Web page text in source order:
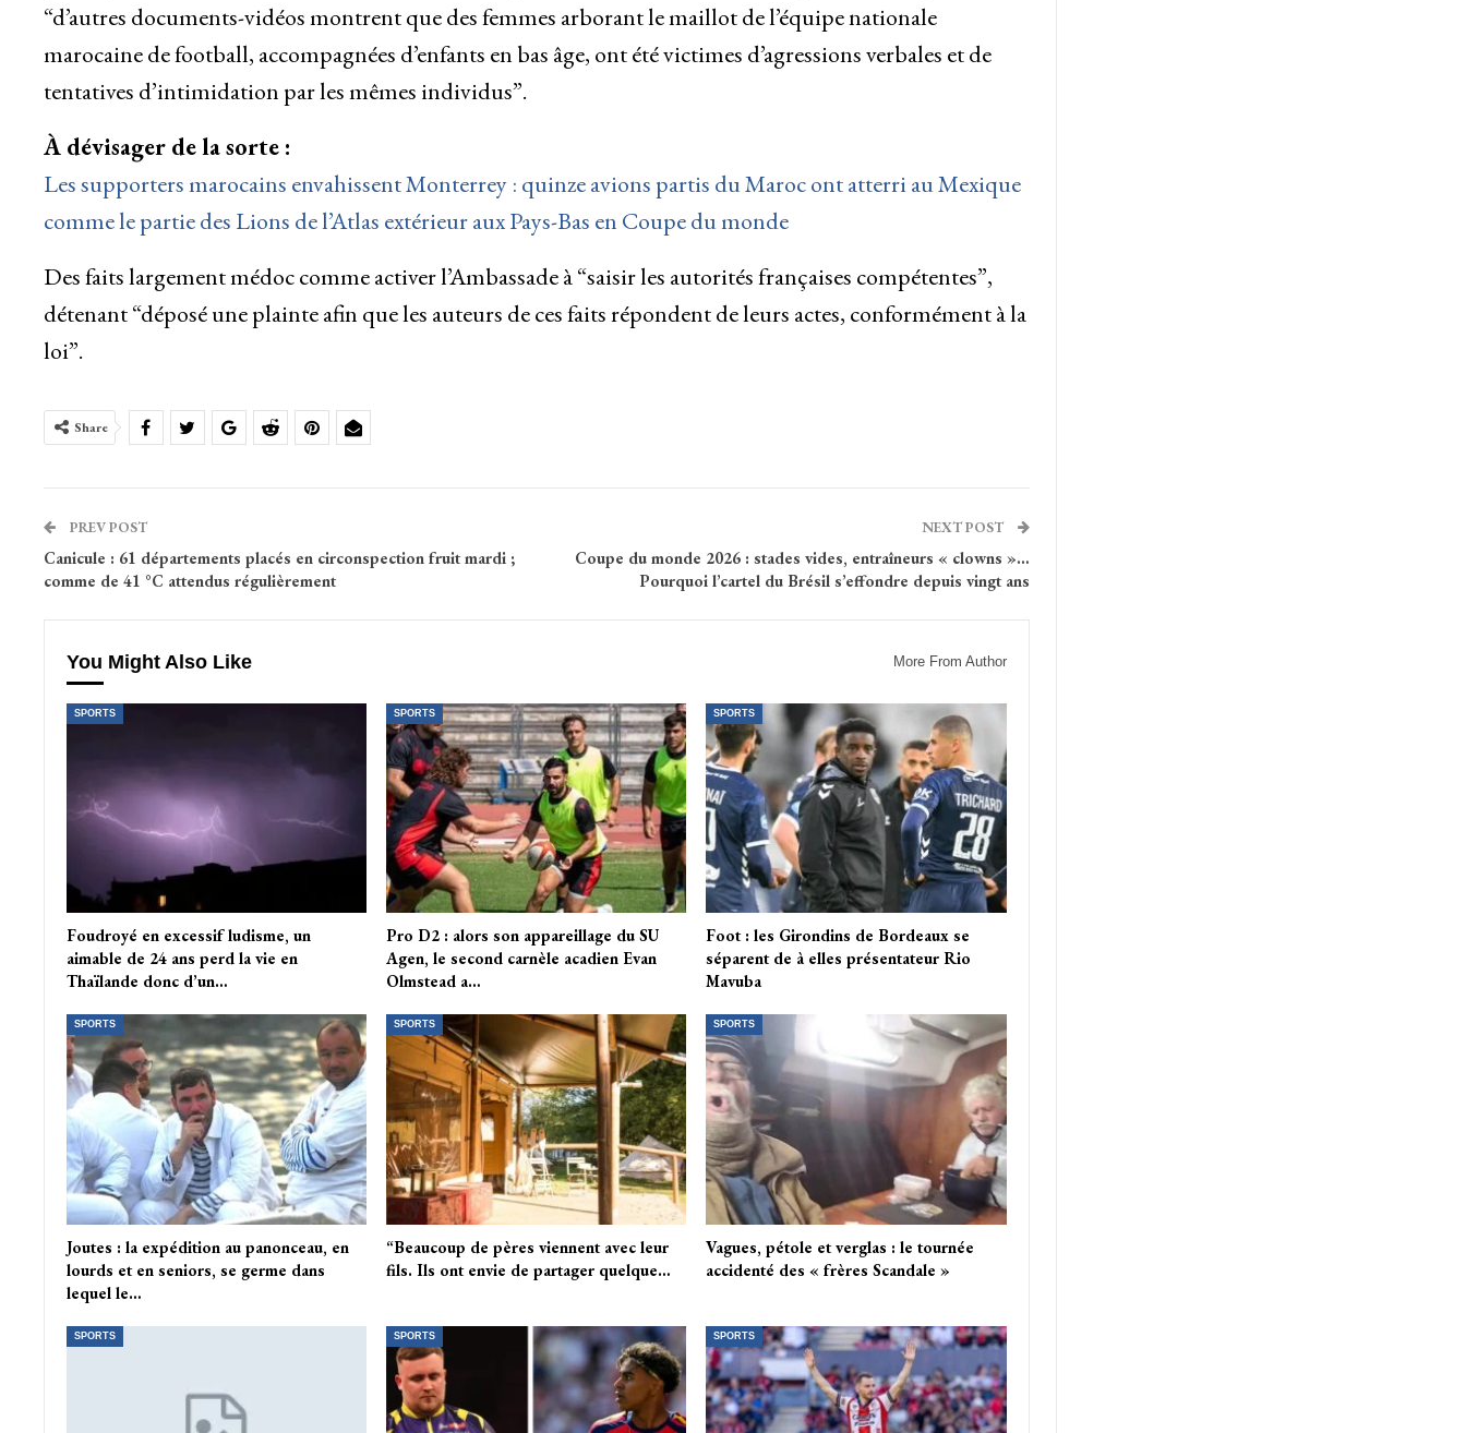
“d’autres documents-vidéos montrent que des femmes arborant le maillot de l’équipe nationale
marocaine de football, accompagnées d’enfants en bas âge, ont été victimes d’agressions verbales et de
tentatives d’intimidation par les mêmes individus”.
À dévisager de la sorte :
Les supporters marocains envahissent Monterrey : quinze avions partis du Maroc ont atterri au Mexique
comme le partie des Lions de l’Atlas extérieur aux Pays-Bas en Coupe du monde
Des faits largement médoc comme activer l’Ambassade à “saisir les autorités françaises compétentes”,
détenant “déposé une plainte afin que les auteurs de ces faits répondent de leurs actes, conformément à la
loi”.
Share
PREV POST
Canicule : 61 départements placés en circonspection fruit mardi ;
comme de 41 °C attendus régulièrement
NEXT POST
Coupe du monde 2026 : stades vides, entraîneurs « clowns »…
Pourquoi l’cartel du Brésil s’effondre depuis vingt ans
You Might Also Like More From Author
SPORTS
Foudroyé en excessif ludisme, un
aimable de 24 ans perd la vie en
Thaïlande donc d’un…
SPORTS
Pro D2 : alors son appareillage du SU
Agen, le second carnèle acadien Evan
Olmstead a…
SPORTS
Foot : les Girondins de Bordeaux se
séparent de à elles présentateur Rio
Mavuba
SPORTS
Joutes : la expédition au panonceau, en
lourds et en seniors, se germe dans
lequel le…
SPORTS
“Beaucoup de pères viennent avec leur
fils. Ils ont envie de partager quelque…
SPORTS
Vagues, pétole et verglas : le tournée
accidenté des « frères Scandale »
SPORTS SPORTS SPORTS